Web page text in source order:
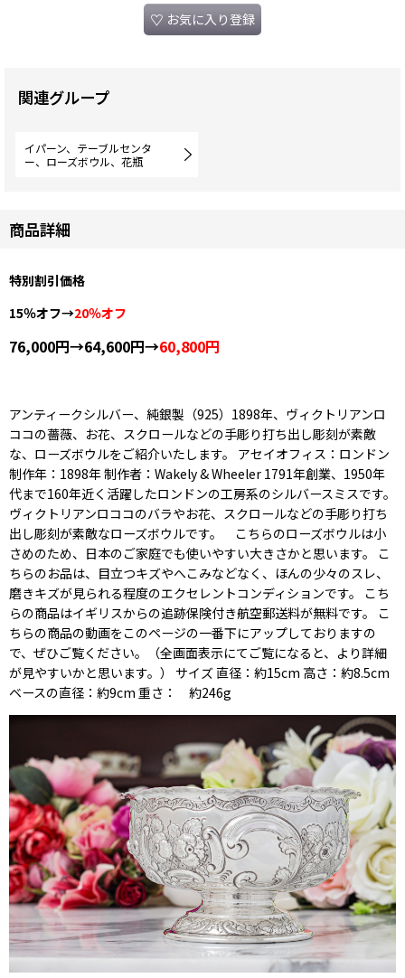
お気に入り登録
関連グループ
イパーン、テーブルセンタ
ー、ローズボウル、花瓶
商品詳細
特別割引価格
15％オフ→20％オフ
76,000円→64,600円→60,800円
アンティークシルバー、純銀製（925）1898年、ヴィクトリアンロ
ココの薔薇、お花、スクロールなどの手彫り打ち出し彫刻が素敵
な、ローズボウルをご紹介いたします。 アセイオフィス：ロンドン
制作年：1898年 制作者：Wakely & Wheeler 1791年創業、1950年
代まで160年近く活躍したロンドンの工房系のシルバースミスです。
ヴィクトリアンロココのバラやお花、スクロールなどの手彫り打ち
出し彫刻が素敵なローズボウルです。 こちらのローズボウルは小
さめのため、日本のご家庭でも使いやすい大きさかと思います。 こ
ちらのお品は、目立つキズやへこみなどなく、ほんの少々のスレ、
磨きキズが見られる程度のエクセレントコンディションです。 こち
らの商品はイギリスからの追跡保険付き航空郵送料が無料です。 こ
ちらの商品の動画をこのページの一番下にアップしておりますの
で、ぜひご覧ください。（全画面表示にてご覧になると、より詳細
が見やすいかと思います。） サイズ 直径：約15cm 高さ：約8.5cm
ベースの直径：約9cm 重さ： 約246g